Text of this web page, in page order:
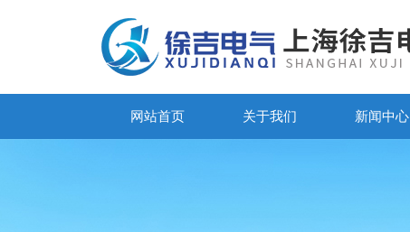
网站首页 关于我们 新闻中心